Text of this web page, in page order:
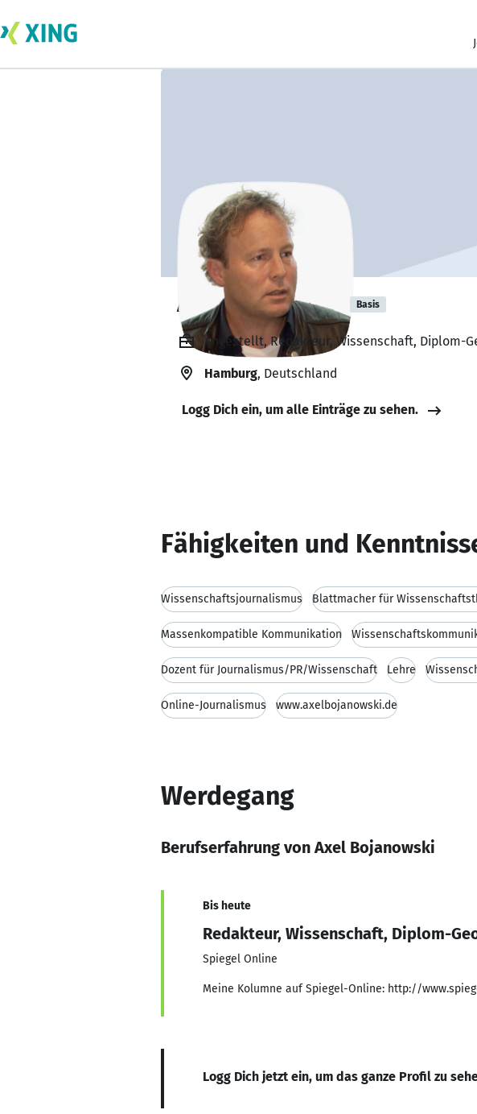
Axel Bojanowski Basis
Angestellt, Redakteur, Wissenschaft, Diplom-
Hamburg, Deutschland
Logg Dich ein, um alle Einträge zu sehen.
Fähigkeiten und
Wissenschaftsjournalismus Blattmacher für
Massenkompatible Kommunikation
Dozent für Journalismus/PR/Wissenschaft Lehre
Online-Journalismus www.axelbojanowski.de
Werdegang
Berufserfahrung von Axel Bojanowski
Bis heute
Redakteur, Wissenschaft, Diplom-
Spiegel Online
Meine Kolumne auf Spiegel-Online: http://
Logg Dich jetzt ein, um das ganze Profil zu